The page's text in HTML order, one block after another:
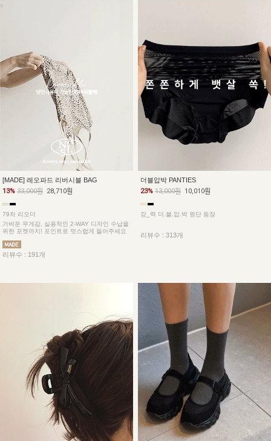
[MADE] 레오파드 리버시블 BAG
13% 33,000원 28,710원
79차 리오더
가벼운 무게감, 실용적인 2-WAY 디자인 수납을
위한 포켓까지! 포인트로 멋스럽게 들어주세요
리뷰수 : 191개
더블압박 PANTIES
23% 13,000원 10,010원
강_력 더.블.압.박 원단 등장
리뷰수 : 313개